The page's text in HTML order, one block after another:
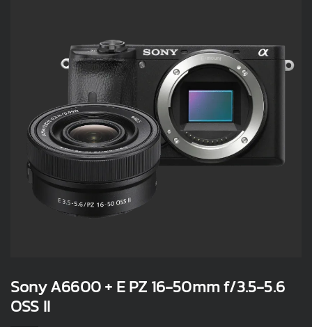
Sony A6600 + E PZ 16-50mm f/3.5-5.6
OSS II